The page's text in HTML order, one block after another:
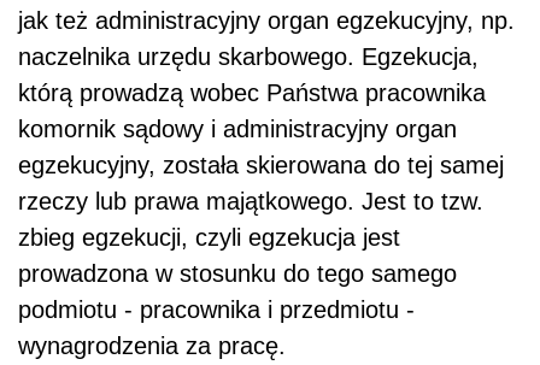
jak też administracyjny organ egzekucyjny, np.
naczelnika urzędu skarbowego. Egzekucja,
którą prowadzą wobec Państwa pracownika
komornik sądowy i administracyjny organ
egzekucyjny, została skierowana do tej samej
rzeczy lub prawa majątkowego. Jest to tzw.
zbieg egzekucji, czyli egzekucja jest
prowadzona w stosunku do tego samego
podmiotu - pracownika i przedmiotu -
wynagrodzenia za pracę.